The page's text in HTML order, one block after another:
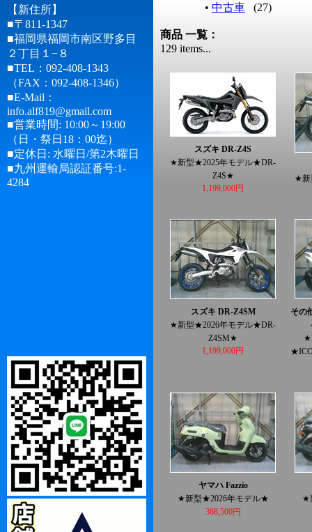
【新住所】
■〒811-1347
■福岡県福岡市南区野多目
２丁目１−８
■TEL：092-408-1343
（FAX：092-408-1346）
■E-Mail：
info.alf819@gmail.com
■営業時間: 10:00～19:00
（日・祭日18：00迄）
■定休日: 水曜日/第2木曜日
■九州運輸局認証番号:1-
4284
• 中古車 (27)
商品 一覧：
129 items...
スズキ DR-Z4S
★新型★2025年モデル★DR-
Z4S★
1,199,000円
★新
スズキ DR-Z4SM
★新型★2026年モデル★DR-
Z4SM★
1,199,000円
その
ヤマハ Fazzio
★新型★2026年モデル★
368,500円
★